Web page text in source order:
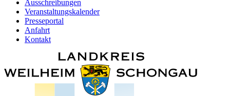
Ausschreibungen
Veranstaltungskalender
Presseportal
Anfahrt
Kontakt